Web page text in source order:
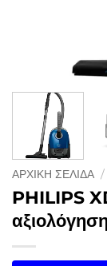
ΑΡΧΙΚΉ ΣΕΛΊΔΑ /
PHILIPS
αξιολόγηση